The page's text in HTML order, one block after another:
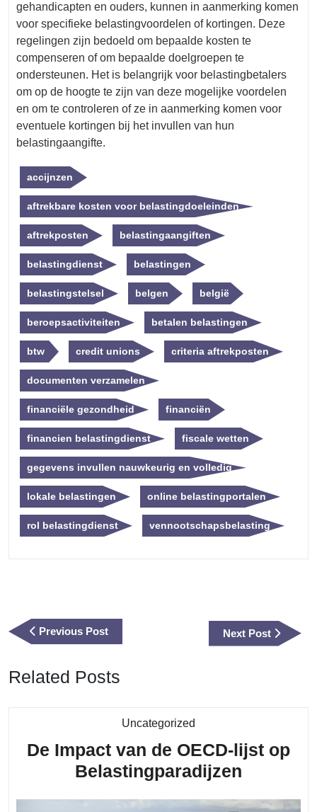
gehandicapten en ouders, kunnen in aanmerking komen
voor specifieke belastingvoordelen of kortingen. Deze
regelingen zijn bedoeld om bepaalde kosten te
compenseren of om bepaalde doelgroepen te
ondersteunen. Het is belangrijk voor belastingbetalers
om op de hoogte te zijn van deze mogelijke voordelen
en om te controleren of ze in aanmerking komen voor
eventuele kortingen bij het invullen van hun
belastingaangifte.
accijnzen
aftrekbare kosten voor belastingdoeleinden
aftrekposten belastingaangiften
belastingdienst belastingen
belastingstelsel belgen belgië
beroepsactiviteiten betalen belastingen
btw credit unions criteria aftrekposten
documenten verzamelen
financiële gezondheid financiën
financien belastingdienst fiscale wetten
gegevens invullen nauwkeurig en volledig
lokale belastingen online belastingportalen
rol belastingdienst vennootschapsbelasting
Previous PostPrevious
Post
Next Post
Next
Post
Related Posts
Uncategorized
De Impact van de OECD-lijst op
Belastingparadijzen